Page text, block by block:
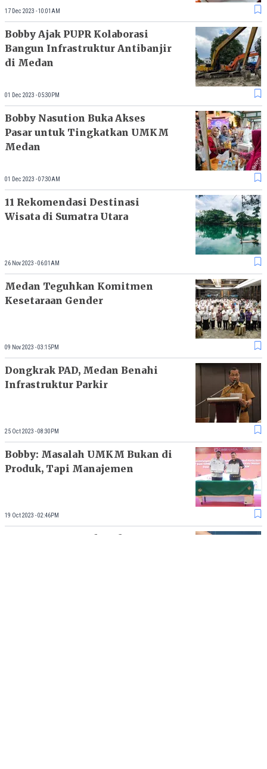
17 Dec 2023 - 10:01AM
Bobby Ajak PUPR Kolaborasi
Bangun Infrastruktur Antibanjir
di Medan
01 Dec 2023 - 05:30PM
Bobby Nasution Buka Akses
Pasar untuk Tingkatkan UMKM
Medan
01 Dec 2023 - 07:30AM
11 Rekomendasi Destinasi
Wisata di Sumatra Utara
26 Nov 2023 - 06:01AM
Medan Teguhkan Komitmen
Kesetaraan Gender
09 Nov 2023 - 03:15PM
Dongkrak PAD, Medan Benahi
Infrastruktur Parkir
25 Oct 2023 - 08:30PM
Bobby: Masalah UMKM Bukan di
Produk, Tapi Manajemen
19 Oct 2023 - 02:46PM
Tren Harga Rumah pada